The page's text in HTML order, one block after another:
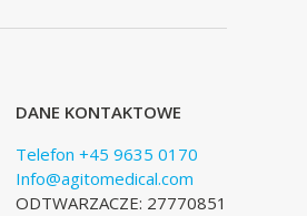
DANE KONTAKTOWE
Telefon +45 9635 0170
Info@agitomedical.com
ODTWARZACZE: 27770851